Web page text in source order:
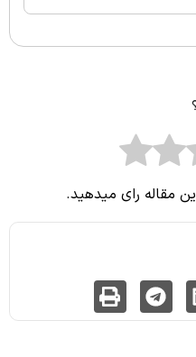
مقاله رای میدهید.